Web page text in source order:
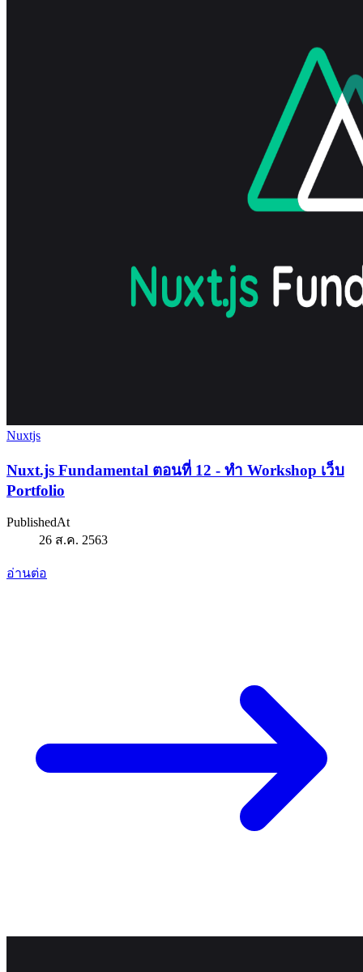
Nuxtjs
Nuxt.js Fundamental ตอนที่ 12 - ทำ Workshop เว็บ
Portfolio
PublishedAt
26 ส.ค. 2563
อ่านต่อ